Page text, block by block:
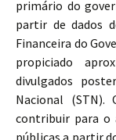
primário do
partir de dados
Financeira do
propiciado
divulgados
Nacional (STN).
contribuir para o